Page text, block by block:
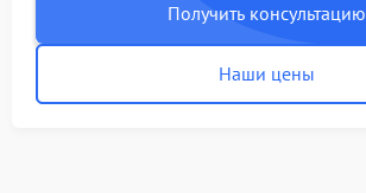
Получить консультацию
Наши цены